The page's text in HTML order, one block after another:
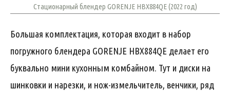
Стационарный блендер GORENJE HBX884QE (2022 год)
Большая комплектация, которая входит в набор
погружного блендера GORENJE HBX884QE делает его
буквально мини кухонным комбайном. Тут и диски на
шинковки и нарезки, и нож-измельчитель, венчики, ряд